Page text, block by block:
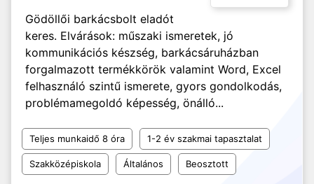
Gödöllői barkácsbolt eladót
keres. Elvárások: műszaki ismeretek, jó
kommunikációs készség, barkácsáruházban
forgalmazott termékkörök valamint Word, Excel
felhasználó szintű ismerete, gyors gondolkodás,
problémamegoldó képesség, önálló...
Teljes munkaidő 8 óra 1-2 év szakmai tapasztalat
Szakközépiskola Általános Beosztott